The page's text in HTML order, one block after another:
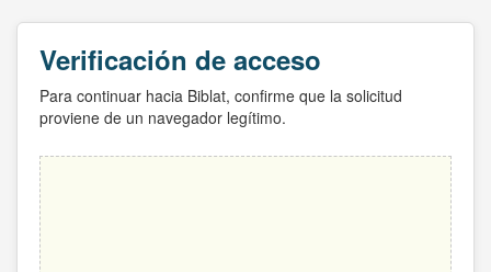
Verificación de acceso
Para continuar hacia Biblat, confirme que la solicitud
proviene de un navegador legítimo.